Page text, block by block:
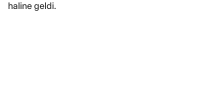
haline geldi.